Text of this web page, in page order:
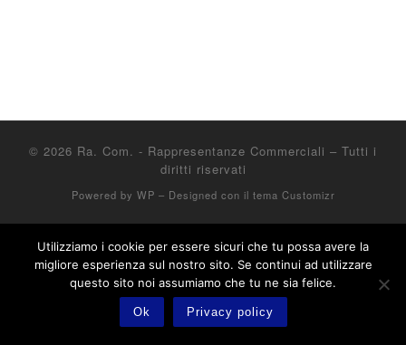
© 2026 Ra. Com. - Rappresentanze Commerciali – Tutti i
diritti riservati
Powered by WP – Designed con il tema Customizr
Utilizziamo i cookie per essere sicuri che tu possa avere la
migliore esperienza sul nostro sito. Se continui ad utilizzare
questo sito noi assumiamo che tu ne sia felice.
Ok Privacy policy